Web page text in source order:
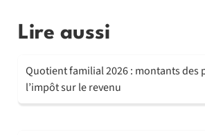
Lire aussi
Quotient familial 2026 : montants des
l’impôt sur le revenu